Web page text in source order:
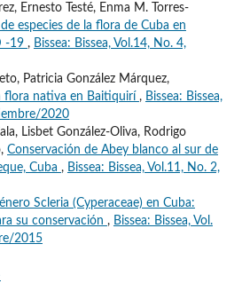
Ernesto Testé, Enma M. Torres-
especies de la flora de Cuba en
-19 , Bissea: Bissea, Vol.14, No. 4,
Patricia González Márquez,
flora nativa en Baitiquirí , Bissea: Bissea,
2020
Lisbet González-Oliva, Rodrigo
Conservación de Abey blanco al sur de
Cuba , Bissea: Bissea, Vol.11, No. 2,
Scleria (Cyperaceae) en Cuba:
su conservación , Bissea: Bissea, Vol.
2015